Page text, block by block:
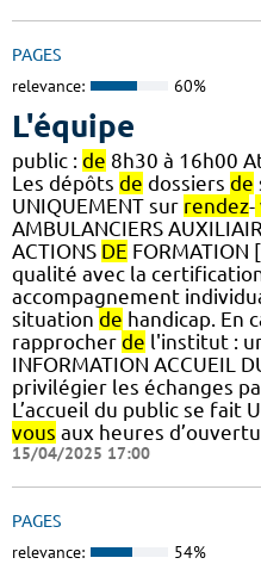
PAGES
relevance: 60%
L'équipe
public : de 8h30 à 16h00
Les dépôts de dossiers de
UNIQUEMENT sur rendez-
AMBULANCIERS
ACTIONS DE
qualité avec la
accompagnement
situation de handicap. En
rapprocher de l'institut :
INFORMATION ACCUEIL
privilégier les échanges
L’accueil du public se fait
vous aux heures
15/04/2025 17:00
PAGES
relevance: 54%